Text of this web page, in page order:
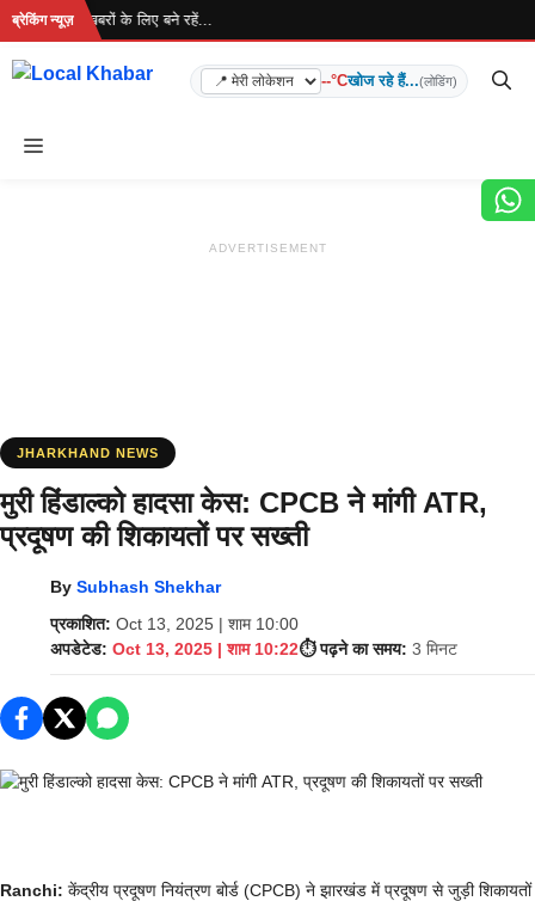
Skip
content
ब्रेकिंग न्यूज़
है... ताज़ा खबरों के लिए बने रहें...
--°Cखोज रहे हैं...(लोडिंग)
Menu
ADVERTISEMENT
JHARKHAND NEWS
मुरी हिंडाल्‍को हादसा केस: CPCB ने मांगी ATR,
प्रदूषण की शिकायतों पर सख्ती
By Subhash Shekhar
प्रकाशित: Oct 13, 2025 | शाम 10:00
अपडेटेड: Oct 13, 2025 | शाम 10:22⏱️ पढ़ने का समय: 3 मिनट
Ranchi: केंद्रीय प्रदूषण नियंत्रण बोर्ड (CPCB) ने झारखंड में प्रदूषण से जुड़ी शिकायतों